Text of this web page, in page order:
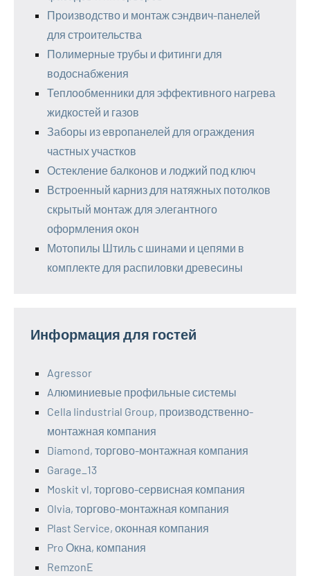
Производство и монтаж сэндвич-панелей
для строительства
Полимерные трубы и фитинги для
водоснабжения
Теплообменники для эффективного нагрева
жидкостей и газов
Заборы из европанелей для ограждения
частных участков
Остекление балконов и лоджий под ключ
Встроенный карниз для натяжных потолков
скрытый монтаж для элегантного
оформления окон
Мотопилы Штиль с шинами и цепями в
комплекте для распиловки древесины
Информация для гостей
Agressor
Aлюминиевые профильные системы
Cella Iindustrial Group, производственно-
монтажная компания
Diamond, торгово-монтажная компания
Garage_13
Moskit vl, торгово-сервисная компания
Olvia, торгово-монтажная компания
Plast Service, оконная компания
Pro Окна, компания
RemzonE